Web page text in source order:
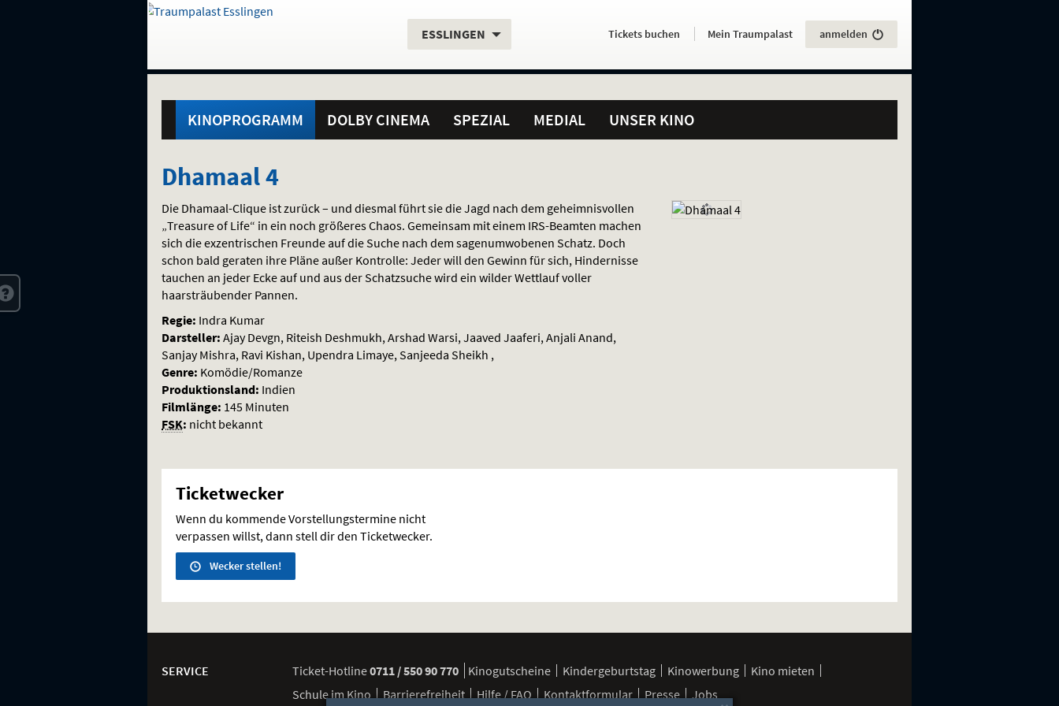
direkt
Inhalt
Menü
und
Gehe
Standortauswahl
Aktueller
ESSLINGEN Servicefunktionen
Aktuelles
HierTickets buchen . Mein Traumpalast anmelden
KINOPROGRAMM DOLBY CINEMA SPEZIAL MEDIAL UNSER KINO
Dhamaal
Dhamaal 4
Die Dhamaal-Clique ist zurück – und diesmal führt sie die Jagd nach dem geheimnisvollen
„Treasure of Life“ in ein noch größeres Chaos. Gemeinsam mit einem IRS-Beamten machen
sich die exzentrischen Freunde auf die Suche nach dem sagenumwobenen Schatz. Doch
schon bald geraten ihre Pläne außer Kontrolle: Jeder will den Gewinn für sich, Hindernisse
tauchen an jeder Ecke auf und aus der Schatzsuche wird ein wilder Wettlauf voller
haarsträubender Pannen.
Regie: Indra Kumar
Darsteller: Ajay Devgn, Riteish Deshmukh, Arshad Warsi, Jaaved Jaaferi, Anjali Anand,
Sanjay Mishra, Ravi Kishan, Upendra Limaye, Sanjeeda Sheikh ,
Genre: Komödie/Romanze
Produktionsland: Indien
Filmlänge: 145 Minuten
FSK: nicht bekannt
Ticketwecker
Wenn du kommende Vorstellungstermine nicht
verpassen willst, dann stell dir den Ticketwecker.
Wecker stellen!
SERVICE Ticket-Hotline0711 / 550 90 770 Kinogutscheine Kindergeburtstag Kinowerbung
Kino mieten
Schule im Kino
Barrierefreiheit Hilfe / FAQ Kontaktformular Presse Jobs